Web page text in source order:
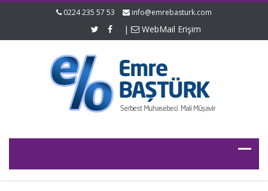
0224 235 57 53 info@emrebasturk.com
| WebMail Erişim